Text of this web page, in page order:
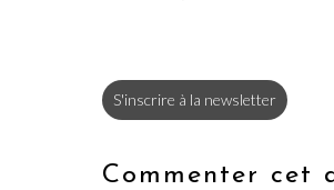
S'inscrire à la newsletter
Commenter cet